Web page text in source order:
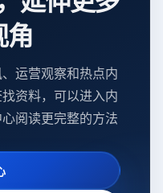
角
运营观察和热点内
资料，可以进入内
阅读更完整的方法